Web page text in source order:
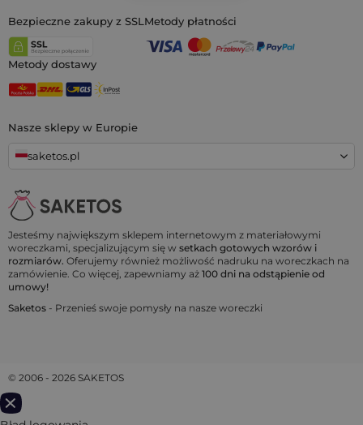
Jesteśmy największym sklepem internetowym z materiałowymi
woreczkami, specjalizującym się w setkach gotowych wzorów i
rozmiarów. Oferujemy również możliwość nadruku na woreczkach na
zamówienie. Co więcej, zapewniamy aż 100 dni na odstąpienie od
umowy!
Saketos - Przenieś swoje pomysły na nasze woreczki
Nasze sklepy w Europie
saketos.pl
Bezpieczne zakupy z SSL Metody płatności
Metody dostawy
© 2006 - 2026 SAKETOS